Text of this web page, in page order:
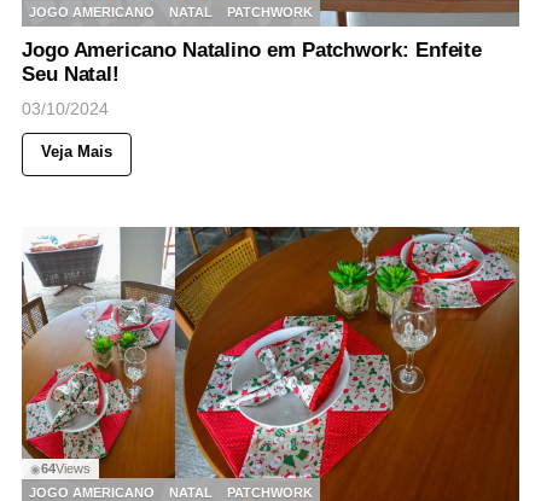
JOGO AMERICANO
NATAL PATCHWORK
Jogo Americano Natalino em Patchwork: Enfeite
Seu Natal!
03/10/2024
Veja Mais
◉64Views
JOGO AMERICANO
NATAL PATCHWORK